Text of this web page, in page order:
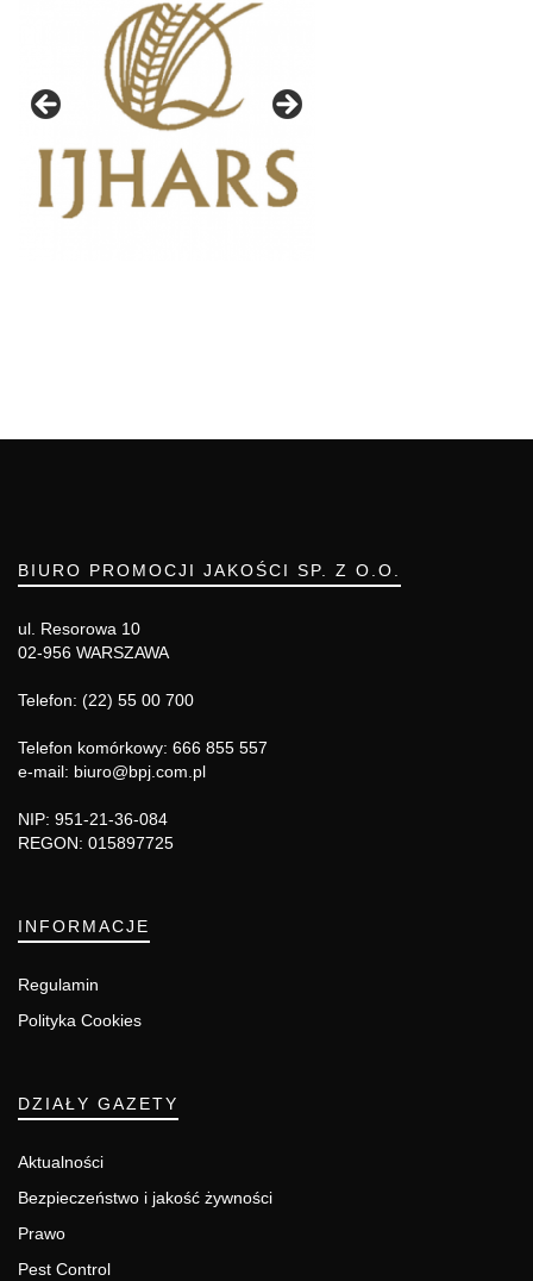
BIURO PROMOCJI JAKOŚCI SP. Z O.O.
ul. Resorowa 10
02-956 WARSZAWA
Telefon: (22) 55 00 700
Telefon komórkowy: 666 855 557
e-mail: biuro@bpj.com.pl
NIP: 951-21-36-084
REGON: 015897725
INFORMACJE
Regulamin
Polityka Cookies
DZIAŁY GAZETY
Aktualności
Bezpieczeństwo i jakość żywności
Prawo
Pest Control